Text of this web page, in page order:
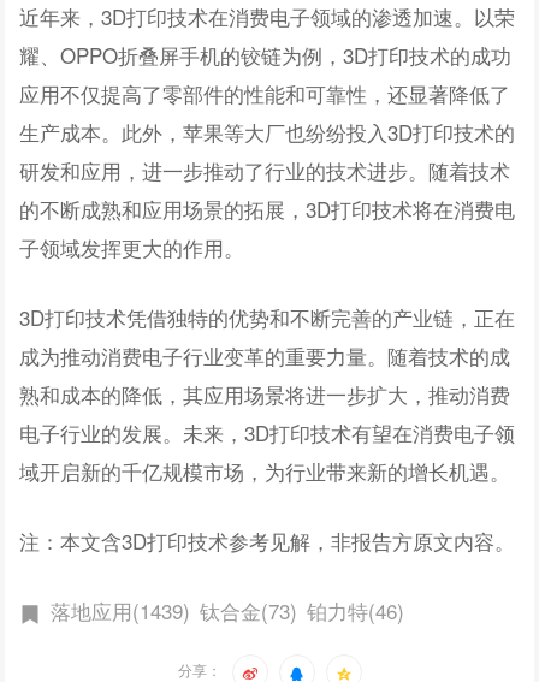
近年来，3D打印技术在消费电子领域的渗透加速。以荣
耀、OPPO折叠屏手机的铰链为例，3D打印技术的成功
应用不仅提高了零部件的性能和可靠性，还显著降低了
生产成本。此外，苹果等大厂也纷纷投入3D打印技术的
研发和应用，进一步推动了行业的技术进步。随着技术
的不断成熟和应用场景的拓展，3D打印技术将在消费电
子领域发挥更大的作用。
3D打印技术凭借独特的优势和不断完善的产业链，正在
成为推动消费电子行业变革的重要力量。随着技术的成
熟和成本的降低，其应用场景将进一步扩大，推动消费
电子行业的发展。未来，3D打印技术有望在消费电子领
域开启新的千亿规模市场，为行业带来新的增长机遇。
注：本文含3D打印技术参考见解，非报告方原文内容。
落地应用(1439) 钛合金(73) 铂力特(46)
分享：